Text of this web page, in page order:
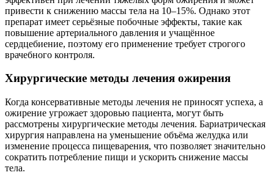
привести к снижению массы тела на 10–15%. Однако этот
препарат имеет серьёзные побочные эффекты, такие как
повышение артериального давления и учащённое
сердцебиение, поэтому его применение требует строгого
врачебного контроля.
Хирургические методы лечения ожирения
Когда консервативные методы лечения не приносят успеха, а
ожирение угрожает здоровью пациента, могут быть
рассмотрены хирургические методы лечения. Бариатрическая
хирургия направлена на уменьшение объёма желудка или
изменение процесса пищеварения, что позволяет значительно
сократить потребление пищи и ускорить снижение массы
тела.